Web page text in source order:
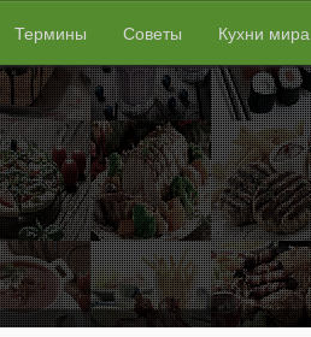
Термины Советы Кухни мира